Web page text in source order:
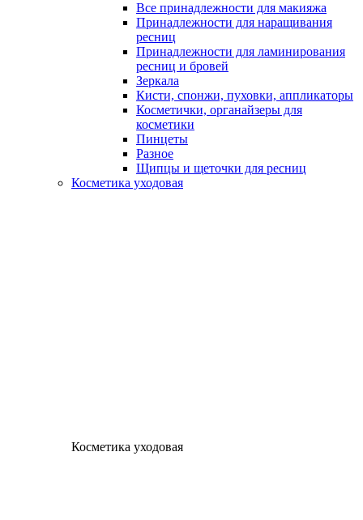
Все принадлежности для макияжа
Принадлежности для наращивания
ресниц
Принадлежности для ламинирования
ресниц и бровей
Зеркала
Кисти, спонжи, пуховки, аппликаторы
Косметички, органайзеры для
косметики
Пинцеты
Разное
Щипцы и щеточки для ресниц
Косметика уходовая
Косметика уходовая